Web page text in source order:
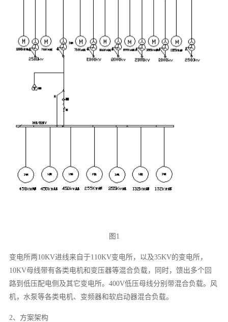
图1
变电所两10KV进线来自于110KV变电所，以及35KV的变电所，
10KV母线带有各类电机和变压器等混合负载，同时，馈出多个回
路到低压配电侧及其它变电所。400V低压母线分别带混合负载。风
机，水泵等各类电机、变频器和软启动器混合负载。
2、方案架构